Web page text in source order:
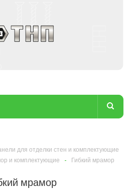
для отделки стен и комплектующие
и комплектующие - Гибкий мрамор
мрамор